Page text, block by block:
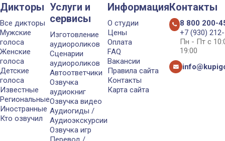
Дикторы
Все дикторы
Мужские
голоса
Женские
голоса
Детские
голоса
Известные
Региональные
Иностранные
Кто озвучил
Услуги и
сервисы
Изготовление
аудиороликов
Сценарии
аудиороликов
Автоответчики
Озвучка
аудиокниг
Озвучка видео
Аудиогиды /
Аудиоэкскурсии
Озвучка игр
Информация
О студии
Цены
Оплата
FAQ
Вакансии
Правила сайта
Контакты
Карта сайта
Контакты
8 800 200-
+7 (930)
Пн - Пт с
19:00